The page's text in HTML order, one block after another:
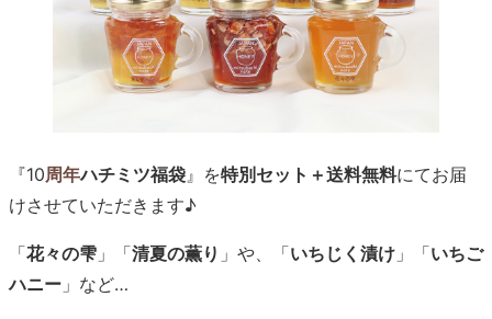
『10周年ハチミツ福袋 』を特別セット＋送料無料にてお届
けさせていただきます♪
「花々の雫 」「清夏の薫り 」や、「いちじく漬け 」「いちご
ハニー 」など…